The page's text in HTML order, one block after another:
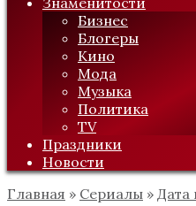
Бизнес
Блогеры
Кино
Мода
Музыка
Политика
TV
Праздники
Новости
Главная » Сериалы » Дата